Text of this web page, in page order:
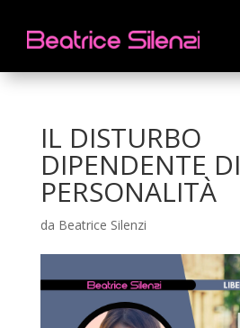
IL DISTURBO
DIPENDENTE DI
PERSONALITÀ
da Beatrice Silenzi